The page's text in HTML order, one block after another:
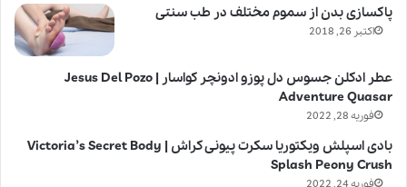
پاکسازی بدن از سموم مختلف در طب سنتی
اکتبر 26, 2018
عطر ادکلن جسوس دل پوزو ادونچر کواسار | Jesus Del Pozo
Adventure Quasar
فوریه 28, 2022
بادی اسپلش ویکتوریا سکرت پیونی کراش | Victoria’s Secret Body
Splash Peony Crush
فوریه 24, 2022